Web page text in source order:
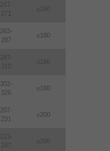
247-
271
≤180
263-
287
≤180
287-
310
≤180
302-
326
≤180
207-
231
≤200
223-
247
≤200